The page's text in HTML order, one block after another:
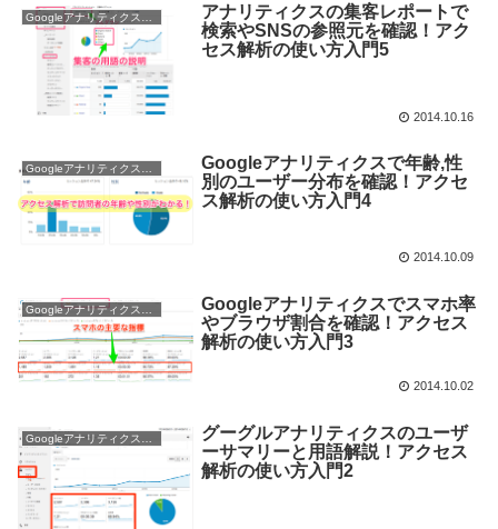
アナリティクスの集客レポートで
検索やSNSの参照元を確認！アク
セス解析の使い方入門5
2014.10.16
Googleアナリティクス使い方
Googleアナリティクスで年齢,性
別のユーザー分布を確認！アクセ
ス解析の使い方入門4
2014.10.09
Googleアナリティクスでスマホ率
やブラウザ割合を確認！アクセス
解析の使い方入門3
2014.10.02
グーグルアナリティクスのユーザ
ーサマリーと用語解説！アクセス
解析の使い方入門2